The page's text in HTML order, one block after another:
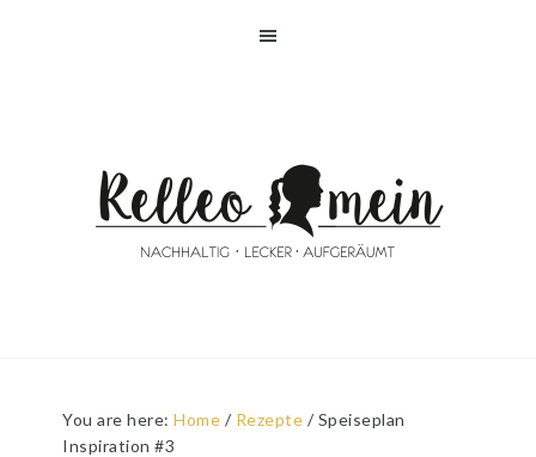
You are here:Home / Rezepte / Speiseplan
Inspiration #3